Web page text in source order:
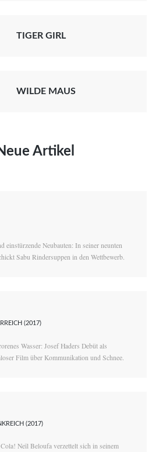
TIGER GIRL
WILDE MAUS
Artikel
einstürzende Neubauten: In seiner neunten
Sabu Rindersuppen in den Wettbewerb.
(2017)
Wasser: Josef Haders Debüt als
Film über Kommunikation und Schnee.
(2017)
Neïl Beloufa verzettelt sich in seinem